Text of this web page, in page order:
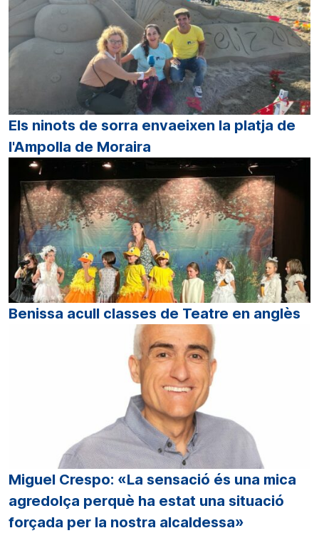
Els ninots de sorra envaeixen la platja de
l'Ampolla de Moraira
Benissa acull classes de Teatre en anglès
Miguel Crespo: «La sensació és una mica
agredolça perquè ha estat una situació
forçada per la nostra alcaldessa»